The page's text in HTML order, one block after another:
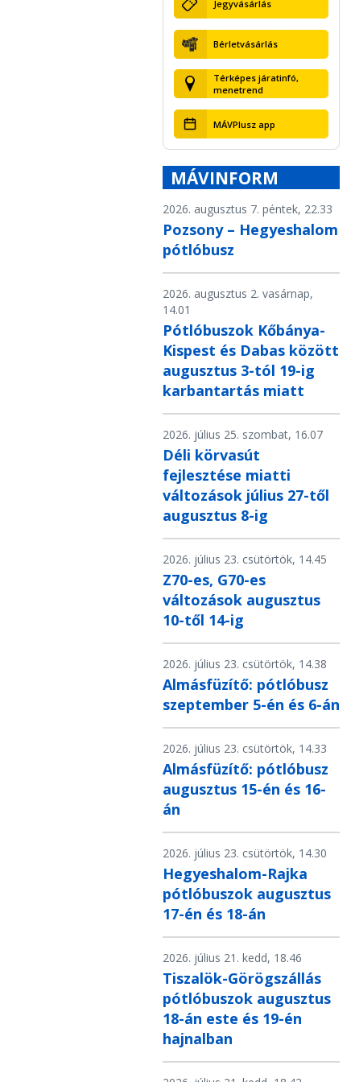
Jegyvásárlás
Bérletvásárlás
Térképes járatinfó,
menetrend
MÁVPlusz app
MÁVINFORM
2026. augusztus 7. péntek, 22.33
Pozsony – Hegyeshalom
pótlóbusz
2026. augusztus 2. vasárnap,
14.01
Pótlóbuszok Kőbánya-
Kispest és Dabas között
augusztus 3-tól 19-ig
karbantartás miatt
2026. július 25. szombat, 16.07
Déli körvasút
fejlesztése miatti
változások július 27-től
augusztus 8-ig
2026. július 23. csütörtök, 14.45
Z70-es, G70-es
változások augusztus
10-től 14-ig
2026. július 23. csütörtök, 14.38
Almásfüzítő: pótlóbusz
szeptember 5-én és 6-án
2026. július 23. csütörtök, 14.33
Almásfüzítő: pótlóbusz
augusztus 15-én és 16-
án
2026. július 23. csütörtök, 14.30
Hegyeshalom-Rajka
pótlóbuszok augusztus
17-én és 18-án
2026. július 21. kedd, 18.46
Tiszalök-Görögszállás
pótlóbuszok augusztus
18-án este és 19-én
hajnalban